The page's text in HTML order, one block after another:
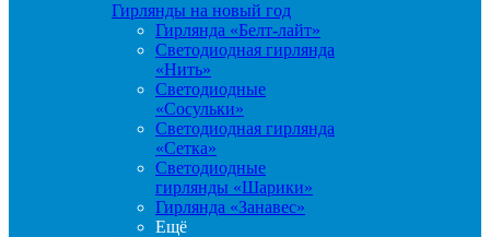
Гирлянды на новый год
Гирлянда «Белт-лайт»
Светодиодная гирлянда
«Нить»
Светодиодные
«Сосульки»
Светодиодная гирлянда
«Сетка»
Светодиодные
гирлянды «Шарики»
Гирлянда «Занавес»
Ещё